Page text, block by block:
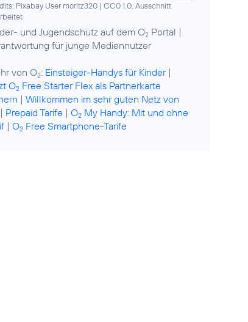
Pixabay User moritz320 |CC0 1.0, Ausschnitt
und Jugendschutz auf dem O2 Portal |
für junge Mediennutzer
von O2: Einsteiger-Handys für Kinder|
O2 Free Starter Flex als Partnerkarte
|Willkommen im sehr guten Netz von
| Prepaid Tarife |O2 My Handy: Mit und ohne
|O2 Free Smartphone-Tarife